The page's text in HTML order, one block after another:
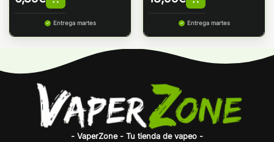
Entrega martes Entrega martes
- VaperZone - Tu tienda de vapeo -